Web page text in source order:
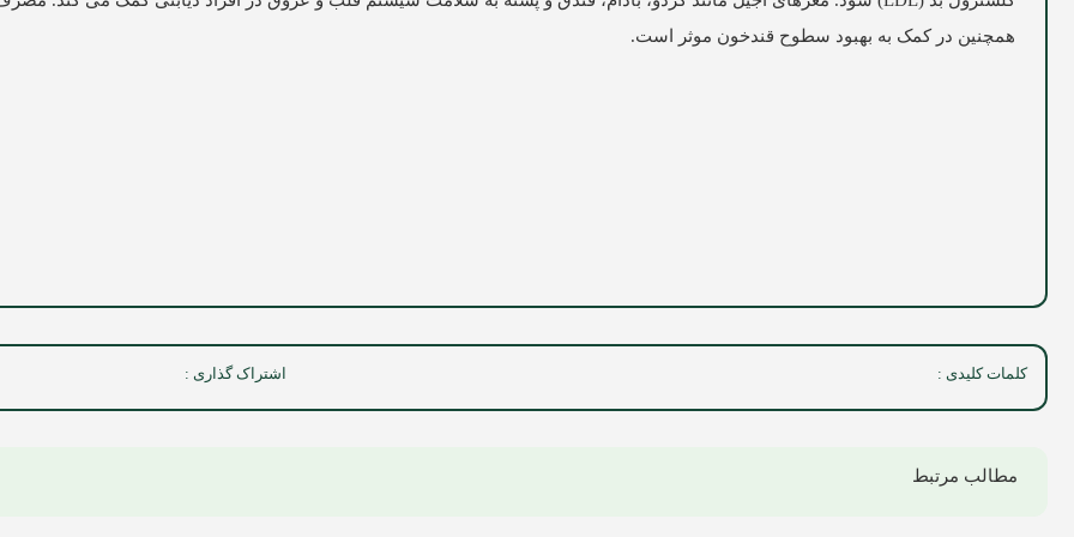
همچنین در کمک به بهبود سطوح قندخون موثر است.
کلمات کلیدی : اشتراک گذاری :
مطالب مرتبط